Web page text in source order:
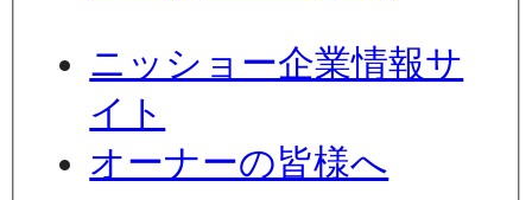
ニッショー企業情報サ
イト
オーナーの皆様へ